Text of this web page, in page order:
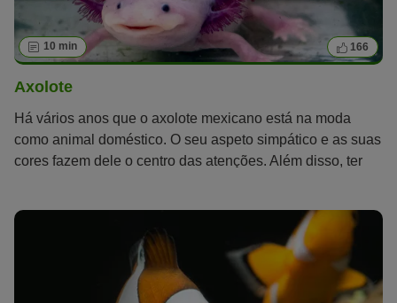
10 min 166
Axolote
Há vários anos que o axolote mexicano está na moda
como animal doméstico. O seu aspeto simpático e as suas
cores fazem dele o centro das atenções. Além disso, ter